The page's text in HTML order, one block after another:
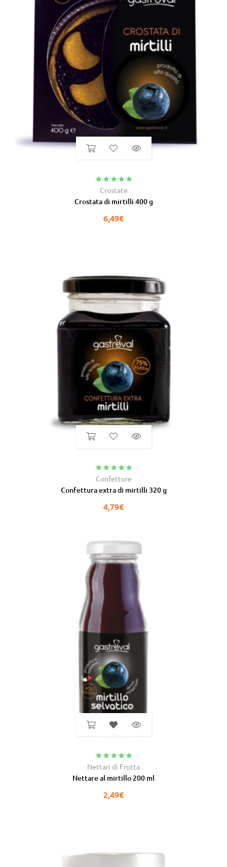
Valutato
5.00
Crostate
Crostata di mirtilli 400 g
6,49€
Valutato 5.00
Confetture
Confettura extra di mirtilli 320 g
4,79€
Valutato 5.00
Nettari di Frutta
Nettare al mirtillo 200 ml
2,49€